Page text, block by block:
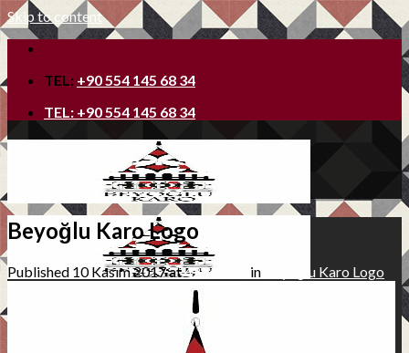
Skip to content
TEL: +90 554 145 68 34
TEL: +90 554 145 68 34
Beyoğlu Karo Logo
Published 10 Kasım 2017at425 × 425 in Beyoğlu Karo Logo